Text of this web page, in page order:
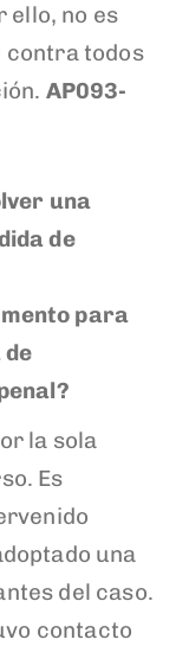
ello, no es
contra todos
AP093-
una
de
para
la sola
Es
una
del caso.
contacto